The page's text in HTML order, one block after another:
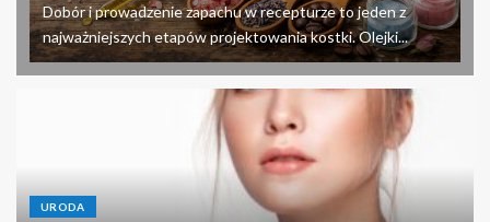
Dobór i prowadzenie zapachu w recepturze to jeden z
najważniejszych etapów projektowania kostki. Olejki...
URODA